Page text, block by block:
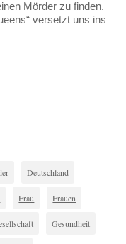
Mörder zu finden.
versetzt uns ins
Deutschland
Frau Frauen
Gesundheit